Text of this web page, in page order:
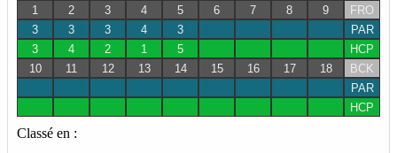
1 2 3 4 5 6 7 8 9
FRO
3
3 3 4 3
PAR
3
4 2 1 5
HCP
10
11 12 13 14 15 16 17 18
BCK
PAR
HCP
Classé en :